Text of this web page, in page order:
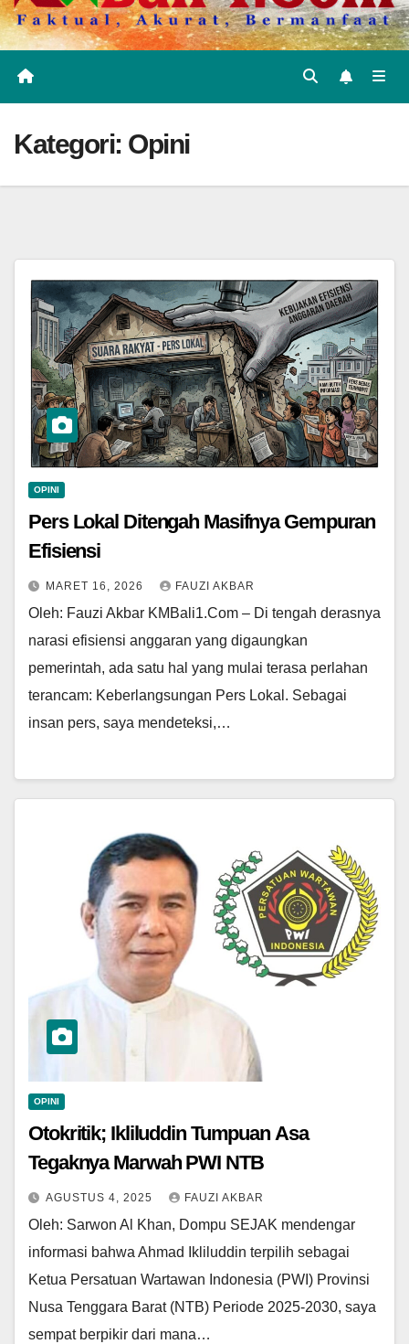
Kategori: Opini
OPINI
Pers Lokal Ditengah Masifnya Gempuran
Efisiensi
MARET 16, 2026 FAUZI AKBAR
Oleh: Fauzi Akbar KMBali1.Com – Di tengah derasnya
narasi efisiensi anggaran yang digaungkan
pemerintah, ada satu hal yang mulai terasa perlahan
terancam: Keberlangsungan Pers Lokal. Sebagai
insan pers, saya mendeteksi,…
OPINI
Otokritik; Ikliluddin Tumpuan Asa
Tegaknya Marwah PWI NTB
AGUSTUS 4, 2025 FAUZI AKBAR
Oleh: Sarwon Al Khan, Dompu SEJAK mendengar
informasi bahwa Ahmad Ikliluddin terpilih sebagai
Ketua Persatuan Wartawan Indonesia (PWI) Provinsi
Nusa Tenggara Barat (NTB) Periode 2025-2030, saya
sempat berpikir dari mana…